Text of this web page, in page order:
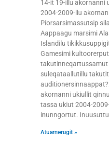
14-it 19-illu akornanni
2004-2009-llu
Piorsarsimassutsip
Aappaagu marsimi
Islandilu
Gamesimi
suleqataallutillu
akornanni ukiullit
tassa ukiut 2004-
inunngortut.
Atuarnerugit »